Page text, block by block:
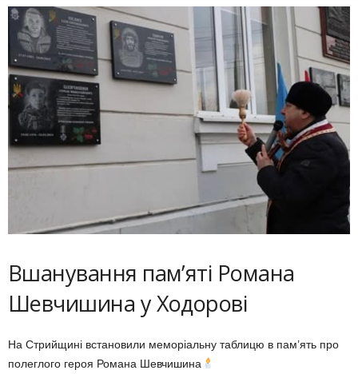
Вшанування пам’яті Романа
Шевчишина у Ходорові
На Стрийщині встановили меморіальну таблицю в пам’ять про
полеглого героя Романа Шевчишина